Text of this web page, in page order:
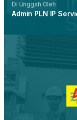
Di Unggah Oleh
Admin PLN IP